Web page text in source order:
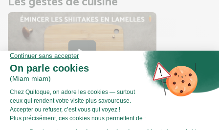
Comment préparer vos champignons
shitake ?